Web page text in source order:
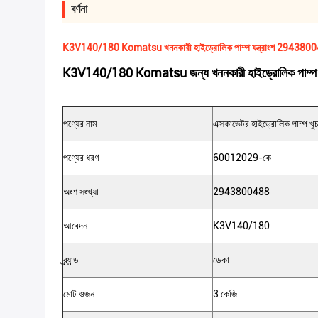
বর্ণনা
K3V140/180 Komatsu খননকারী হাইড্রোলিক পাম্প যন্ত্রাংশ
K3V140/180 Komatsu জন্য খননকারী হাইড্রোলিক
পণ্যের নাম এক্সকাভেটর হাইড্রোলিক পাম্প
পণ্যের ধরণ 60012029-কে
অংশ সংখ্যা 2943800488
আবেদন K3V140/180
ব্র্যান্ড ডেকা
মোট ওজন 3 কেজি